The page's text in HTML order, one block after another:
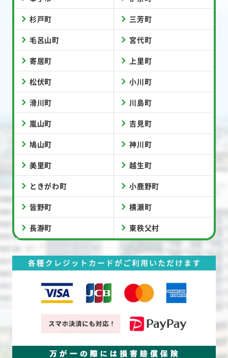
杉戸町 三芳町
毛呂山町 宮代町
寄居町 上里町
松伏町 小川町
滑川町 川島町
嵐山町 吉見町
鳩山町 神川町
美里町 越生町
ときがわ町 小鹿野町
皆野町 横瀬町
長瀞町 東秩父村